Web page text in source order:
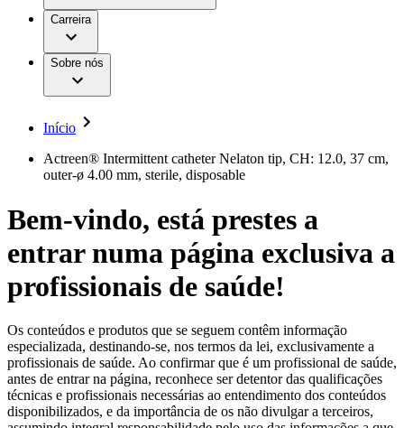
Aesculap Academy
Contentores Estéreis
Motores Cirúrgicos
Nutrição Clínica
Oncologia
Prevenção e Controlo de Infeções
Retenção Urinária e Urologia
Suturas e Especialidades Cirúrgicas
Terapia da Dor
Terapia de Intervenção Vascular
Tratamento de Feridas
Tratamento de Sangue Extracorporal
Soluções
Terapias
Patologias e Cuidados
Serviços
Cuidados Domiciliários
Coordenamos os seus cuidados médicos quando recebe alta
Trabalhar na B. Braun
Oportunidades de emprego
A nossa cultura
Vagas disponíveis
Descubra as tuas oportunidades de carreira na B. Braun.
Pesquise no nosso mercado de trabalho global por perfis de
trabalho interessantes.
Centro de Inovação
Responsabilidade
Acesso aos Cuidados de Saúde
Comunicados de Imprensa
Contactos
Formulário de Contacto
Localizações
Responsabilidade
Media
Carreira
Sobre nós
Início
Actreen® Intermittent catheter Nelaton tip, CH: 12.0, 37 cm,
outer-ø 4.00 mm, sterile, disposable
Bem-vindo, está prestes a
entrar numa página exclusiva a
profissionais de saúde!
Os conteúdos e produtos que se seguem contêm informação
especializada, destinando-se, nos termos da lei, exclusivamente a
profissionais de saúde. Ao confirmar que é um profissional de saúde,
antes de entrar na página, reconhece ser detentor das qualificações
técnicas e profissionais necessárias ao entendimento dos conteúdos
disponibilizados, e da importância de os não divulgar a terceiros,